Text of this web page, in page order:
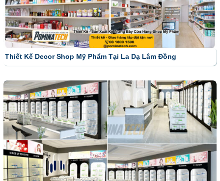
Thiết Kế Decor Shop Mỹ Phẩm Tại La Dạ Lâm Đồng